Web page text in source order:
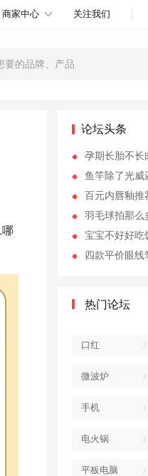
商家中心 关注我们
论坛头条
孕期长胎不长
鱼竿除了光威
百元内唇釉推
羽毛球拍那么
宝宝不好好吃
四款平价眼线
热门论坛
口红
微波炉
手机
电火锅
平板电脑